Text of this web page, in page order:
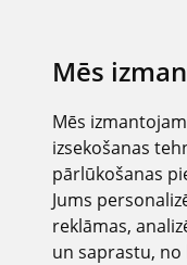
Mēs
Mēs
izsekošanas
pārlūkošanas
Jums
reklāmas,
un saprastu,